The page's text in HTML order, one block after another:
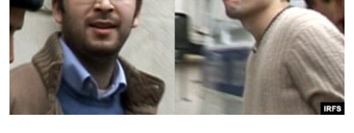
VIDEO
FOTOQALEREYA
İNFOQRAFIKA
KARIKATURA
RADIO ARXIV
OXU ZALI
AZƏRBAYCAN ƏDƏBIYYATI KITABXANASI
İSLAM VƏ DEMOKRATIYA
HAQQIMIZDA
MISSIYAMIZ
PEŞƏ ETIKASI VƏ JURNALISTIKA STANDARTLARIMIZ
BIZI IZLƏ